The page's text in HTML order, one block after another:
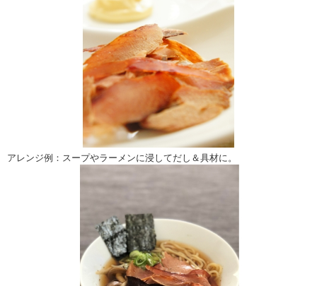
アレンジ例：スープやラーメンに浸してだし＆具材に。